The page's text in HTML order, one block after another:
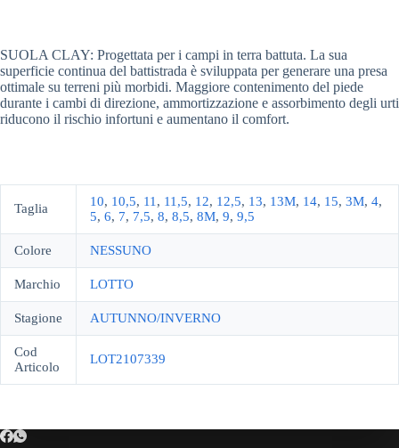
SUOLA CLAY: Progettata per i campi in terra battuta. La sua
superficie continua del battistrada è sviluppata per generare una presa
ottimale su terreni più morbidi. Maggiore contenimento del piede
durante i cambi di direzione, ammortizzazione e assorbimento degli urti
riducono il rischio infortuni e aumentano il comfort.
Taglia 10, 10,5, 11 , 11,5, 12, 12,5, 13, 13M, 14, 15, 3M, 4,
5, 6, 7, 7,5, 8, 8,5, 8M, 9, 9,5
Colore NESSUNO
Marchio LOTTO
Stagione AUTUNNO/INVERNO
Cod
Articolo
LOT2107339